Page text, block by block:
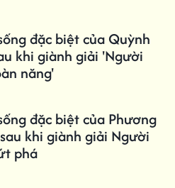
đặc biệt của Quỳnh
khi giành giải 'Người
năng'
đặc biệt của Phương
khi giành giải Người
phá